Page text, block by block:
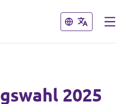
Schließen
Schließen
2025